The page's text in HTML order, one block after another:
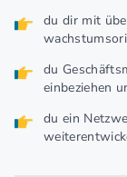
du dir mit
du
einbeziehen
du ein